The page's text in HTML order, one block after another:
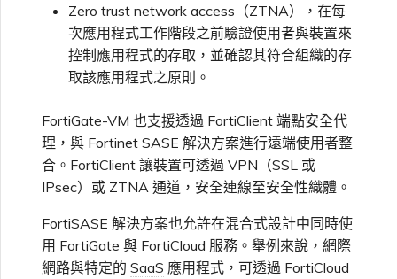
變更 IX 設定
關閉 VXC 和 IX
設定 OpenMetrics 服務監控
單一登入（SSO）常見問題
疑難排解後續步驟
提供偵錯資訊以加快支援回應
Zero trust network access（ZTNA），在每
次應用程式工作階段之前驗證使用者與裝置來
控制應用程式的存取，並確認其符合組織的存
取該應用程式之原則。
FortiGate-VM 也支援透過 FortiClient 端點安全代
理，與 Fortinet SASE 解決方案進行遠端使用者整
合。FortiClient 讓裝置可透過 VPN（SSL 或
IPsec）或 ZTNA 通道，安全連線至安全性織體。
FortiSASE 解決方案也允許在混合式設計中同時使
用 FortiGate 與 FortiCloud 服務。舉例來說，網際
網路與特定的 SaaS 應用程式，可透過 FortiCloud